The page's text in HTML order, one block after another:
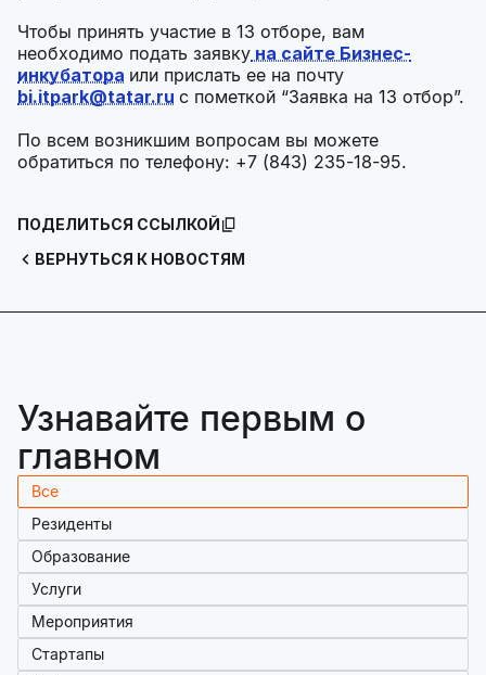
Чтобы принять участие в 13 отборе, вам
необходимо подать заявку на сайте Бизнес-
инкубатора или прислать ее на почту
bi.itpark@tatar.ru с пометкой “Заявка на 13 отбор”.
По всем возникшим вопросам вы можете
обратиться по телефону: +7 (843) 235-18-95.
ВЕРНУТЬСЯ К НОВОСТЯМ
ПОДЕЛИТЬСЯ ССЫЛКОЙ
Узнавайте первым о
главном
Все
Резиденты
Образование
Услуги
Мероприятия
Стартапы